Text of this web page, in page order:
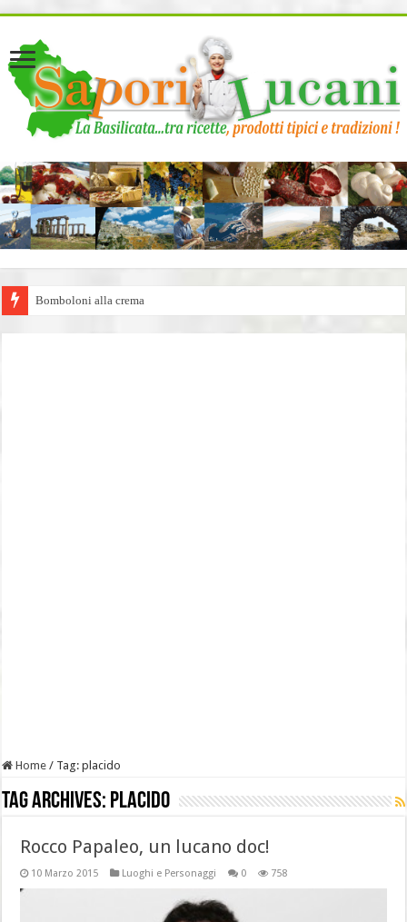
Bomboloni alla crema
Home / Tag:placido
Tag Archives: placido
Rocco Papaleo, un lucano doc!
10 Marzo 2015 Luoghi e Personaggi 0 758